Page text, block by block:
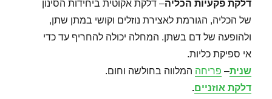
דלקת פקעיות הכליה– דלקת אקוטית ביחידות הסינון
של הכליה, הגורמת לאצירת נוזלים וקושי במתן שתן,
ולהופעה של דם בשתן. המחלה יכולה להחריף עד כדי
אי ספיקת כליות.
שנית– פריחה המלווה בחולשה וחום.
דלקת אוזניים.